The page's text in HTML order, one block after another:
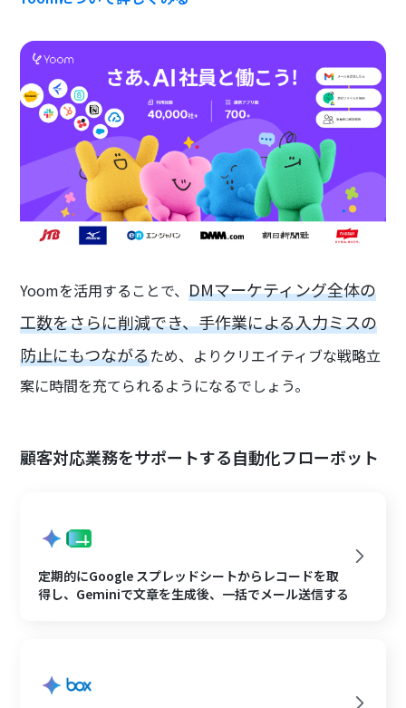
Yoomを活用することで、DMマーケティング全体の
工数をさらに削減でき、手作業による入力ミスの
防止にもつながるため、よりクリエイティブな戦略立
案に時間を充てられるようになるでしょう。
顧客対応業務をサポートする自動化フローボット
定期的にGoogle スプレッドシートからレコードを取
得し、Geminiで文章を生成後、一括でメール送信する